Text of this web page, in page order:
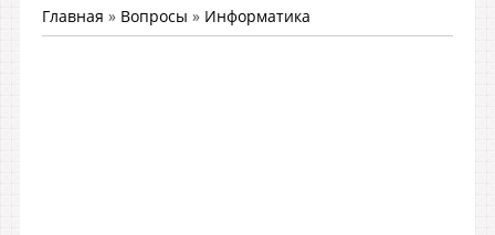
Главная » Вопросы » Информатика